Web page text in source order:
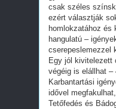
csak széles
ezért választják
homlokzatához és
hangulatú –
cserepeslemezzel
Egy jól kivitelezett
végéig is elállhat –
Karbantartási
idővel
Tetőfedés és